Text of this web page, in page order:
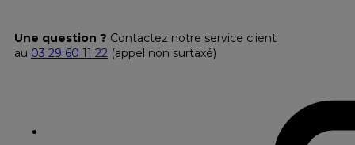
Une question ? Contactez notre service client
au 03 29 60 11 22 (appel non surtaxé)